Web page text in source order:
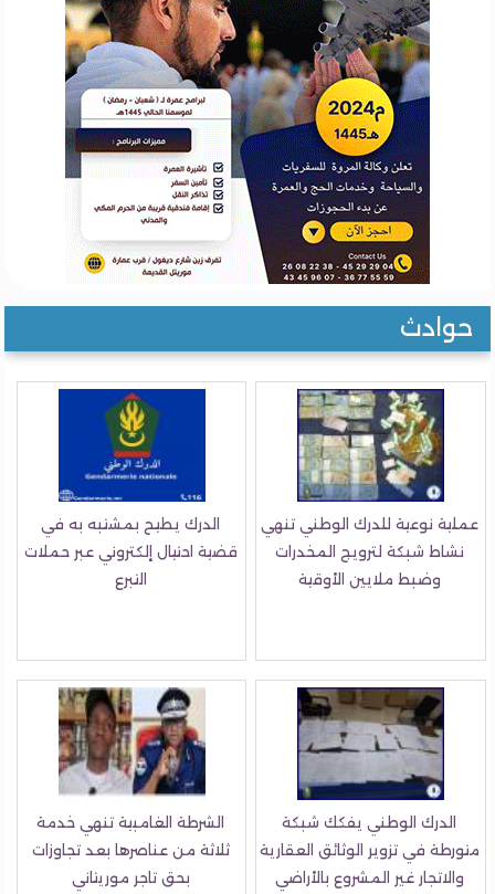
حوادث
عملية نوعية للدرك الوطني تنهي
نشاط شبكة لترويج المخدرات
وضبط ملايين الأوقية
الدرك يطيح بمشتبه به في
قضية احتيال إلكتروني عبر حملات
التبرع
الدرك الوطني يفكك شبكة
متورطة في تزوير الوثائق العقارية
والاتجار غير المشروع بالأراضي
الشرطة الغامبية تنهي خدمة
ثلاثة من عناصرها بعد تجاوزات
بحق تاجر موريتاني